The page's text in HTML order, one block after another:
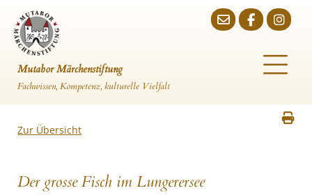
Mutabor Märchenstiftung
Fachwissen, Kompetenz, kulturelle Vielfalt
Zur Übersicht
Der grosse Fisch im Lungerersee